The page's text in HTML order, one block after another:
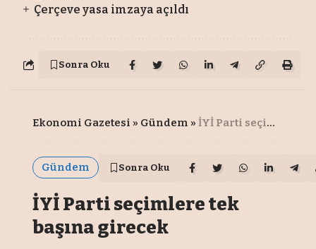
Çerçeve yasa imzaya açıldı
Sonra Oku
Ekonomi Gazetesi » Gündem » İYİ Parti seçimlere tek başına girecek
Gündem Sonra Oku
İYİ Parti seçimlere tek
başına girecek